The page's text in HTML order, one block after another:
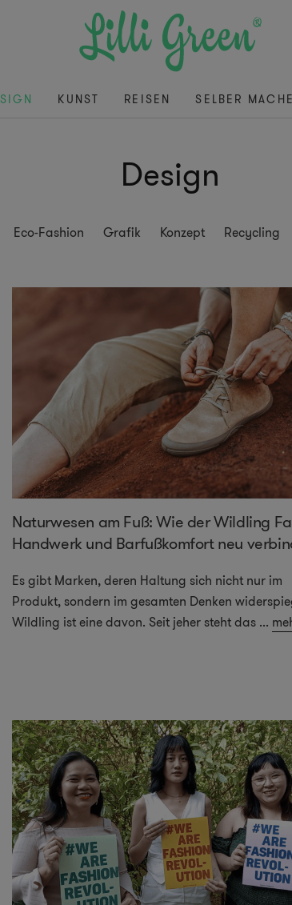
KUNST REISEN SELBER
Design
Eco-Fashion Grafik Konzept Recycling
Naturwesen am Fuß: Wie der Wildling
Handwerk und Barfußkomfort neu
Es gibt Marken, deren Haltung sich nicht nur im
Produkt, sondern im gesamten Denken
Wildling ist eine davon. Seit jeher steht das ...